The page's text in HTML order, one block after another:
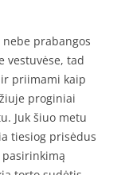
prabangos
vestuvėse, tad
priimami kaip
proginiai
Juk šiuo metu
tiesiog prisėdus